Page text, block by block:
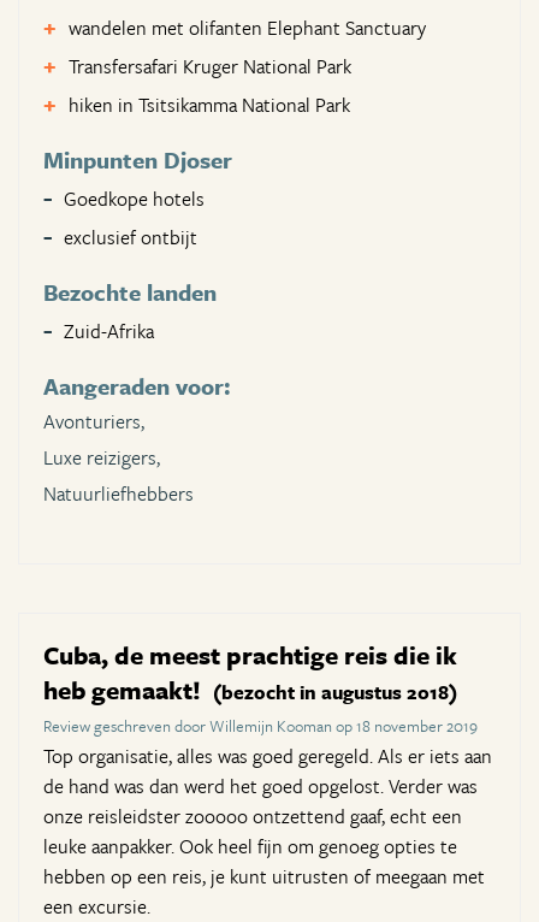
wandelen met olifanten Elephant Sanctuary
Transfersafari Kruger National Park
hiken in Tsitsikamma National Park
Minpunten Djoser
Goedkope hotels
exclusief ontbijt
Bezochte landen
Zuid-Afrika
Aangeraden voor:
Avonturiers,
Luxe reizigers,
Natuurliefhebbers
Cuba, de meest prachtige reis die ik
heb gemaakt! (bezocht in augustus 2018)
Review geschreven door Willemijn Kooman op 18 november 2019
Top organisatie, alles was goed geregeld. Als er iets aan
de hand was dan werd het goed opgelost. Verder was
onze reisleidster zooooo ontzettend gaaf, echt een
leuke aanpakker. Ook heel fijn om genoeg opties te
hebben op een reis, je kunt uitrusten of meegaan met
een excursie.